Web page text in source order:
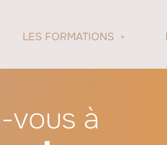
LES FORMATIONS
vous à